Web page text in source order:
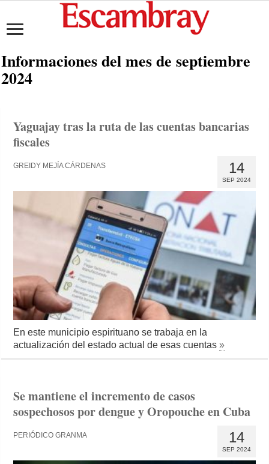
Informaciones del mes deseptiembre
2024
Yaguajay tras la ruta de las cuentas bancarias
fiscales
14
SEP 2024
GREIDY MEJÍA CÁRDENAS
En este municipio espirituano se trabaja en la
actualización del estado actual de esas cuentas»
Se mantiene el incremento de casos
sospechosos por dengue y Oropouche en Cuba
14
SEP 2024
PERIÓDICO GRANMA